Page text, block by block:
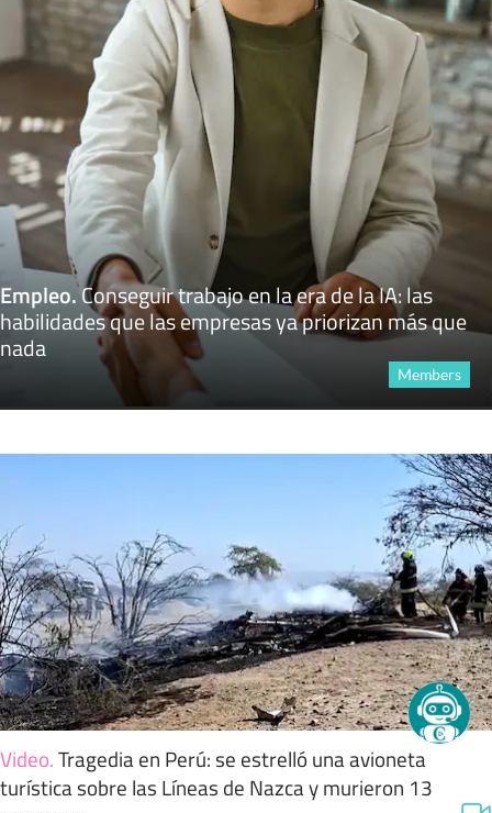
Empleo.Conseguir trabajo en la era de la IA: las
habilidades que las empresas ya priorizan más que
nada
Members
Video.Tragedia en Perú: se estrelló una avioneta
turística sobre las Líneas de Nazca y murieron 13